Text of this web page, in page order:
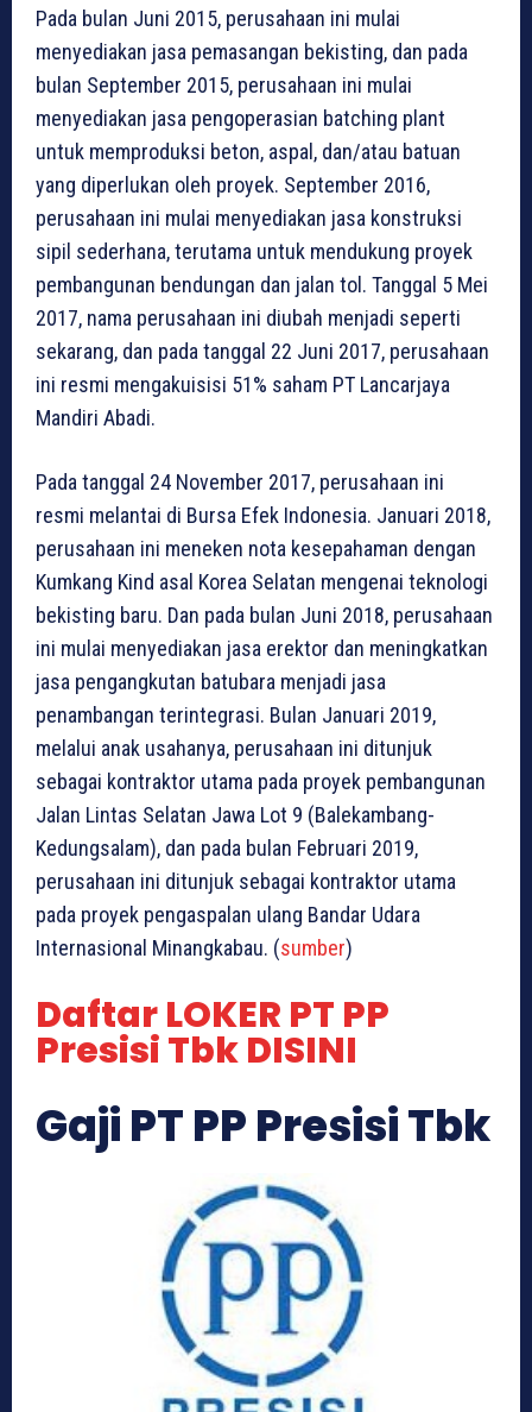
Pada bulan Juni 2015, perusahaan ini mulai
menyediakan jasa pemasangan bekisting, dan pada
bulan September 2015, perusahaan ini mulai
menyediakan jasa pengoperasian batching plant
untuk memproduksi beton, aspal, dan/atau batuan
yang diperlukan oleh proyek. September 2016,
perusahaan ini mulai menyediakan jasa konstruksi
sipil sederhana, terutama untuk mendukung proyek
pembangunan bendungan dan jalan tol. Tanggal 5 Mei
2017, nama perusahaan ini diubah menjadi seperti
sekarang, dan pada tanggal 22 Juni 2017, perusahaan
ini resmi mengakuisisi 51% saham PT Lancarjaya
Mandiri Abadi.
Pada tanggal 24 November 2017, perusahaan ini
resmi melantai di Bursa Efek Indonesia. Januari 2018,
perusahaan ini meneken nota kesepahaman dengan
Kumkang Kind asal Korea Selatan mengenai teknologi
bekisting baru. Dan pada bulan Juni 2018, perusahaan
ini mulai menyediakan jasa erektor dan meningkatkan
jasa pengangkutan batubara menjadi jasa
penambangan terintegrasi. Bulan Januari 2019,
melalui anak usahanya, perusahaan ini ditunjuk
sebagai kontraktor utama pada proyek pembangunan
Jalan Lintas Selatan Jawa Lot 9 (Balekambang-
Kedungsalam), dan pada bulan Februari 2019,
perusahaan ini ditunjuk sebagai kontraktor utama
pada proyek pengaspalan ulang Bandar Udara
Internasional Minangkabau. (sumber)
Daftar LOKER PT PP
Presisi Tbk DISINI
Gaji PT PP Presisi Tbk